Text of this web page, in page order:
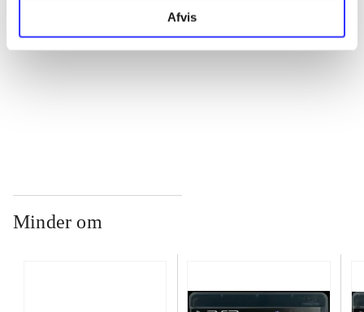
Afvis
Minder om